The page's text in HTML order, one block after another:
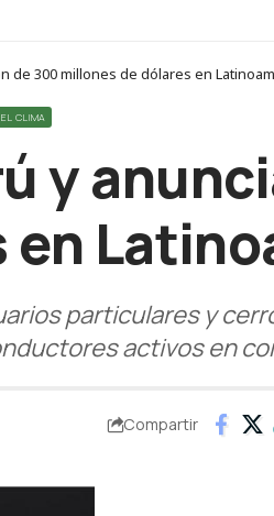
de 300 millones de dólares en
CLIMA
y
particulares y
activos en
Compartir